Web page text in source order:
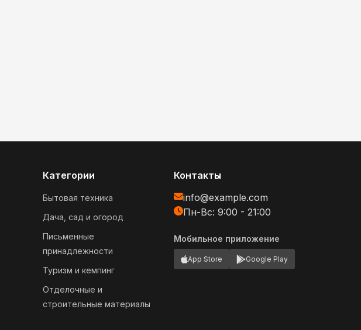
Категории
Бытовая техника
Дача, сад и огород
Письменные
принадлежности
Туризм и кемпинг
Отделочные и
строительные материалы
Контакты
info@example.com
Пн-Вс: 9:00 - 21:00
Мобильное приложение
App Store Google Play